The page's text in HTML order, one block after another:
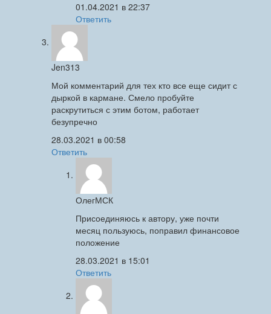
01.04.2021 в 22:37
Ответить
Jen313
Мой комментарий для тех кто все еще сидит с
дыркой в кармане. Смело пробуйте
раскрутиться с этим ботом, работает
безупречно
28.03.2021 в 00:58
Ответить
ОлегМСК
Присоединяюсь к автору, уже почти
месяц пользуюсь, поправил финансовое
положение
28.03.2021 в 15:01
Ответить